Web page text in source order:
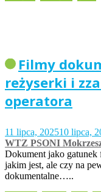
Filmy
reżyserki i
operatora
11 lipca, 202510 lipca,
WTZ PSONI
Dokument jako
jakim jest, ale czy na
dokumentalne…..